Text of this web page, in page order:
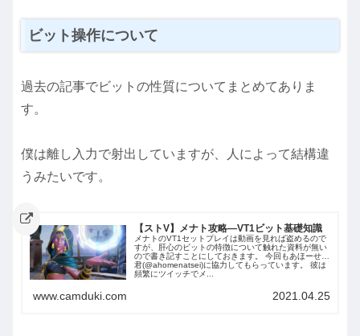
ビット操作について
過去の記事でビットの性質についてまとめてありま
す。
僕は離し入力で射出していますが、人によって結構違
うみたいです。
【ストV】メナト攻略―VT1ビット基礎知識
メナトのVT1セットプレイは動画を見れば盗めるので
すが、肝心のビットの特徴について触れた資料が無い
ので書き記すことにしておきます。 今回もあほーせー
君(@ahomenatsei)に協力してもらっています。 彼は
頻繁にツイッチでメ...
www.camduki.com 2021.04.25